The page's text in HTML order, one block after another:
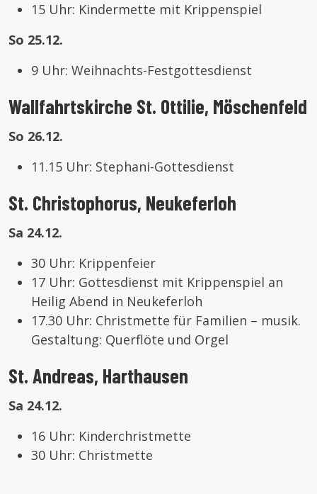
15 Uhr: Kindermette mit Krippenspiel
So 25.12.
9 Uhr: Weihnachts-Festgottesdienst
Wallfahrtskirche St. Ottilie, Möschenfeld
So 26.12.
11.15 Uhr: Stephani-Gottesdienst
St. Christophorus, Neukeferloh
Sa 24.12.
30 Uhr: Krippenfeier
17 Uhr: Gottesdienst mit Krippenspiel an
Heilig Abend in Neukeferloh
17.30 Uhr: Christmette für Familien – musik.
Gestaltung: Querflöte und Orgel
St. Andreas, Harthausen
Sa 24.12.
16 Uhr: Kinderchristmette
30 Uhr: Christmette